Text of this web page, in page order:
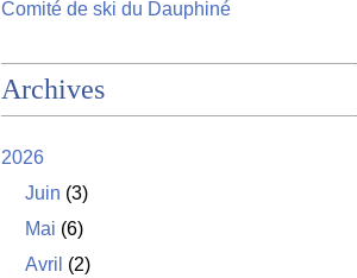
Comité de ski du Dauphiné
Archives
2026
Juin (3)
Mai (6)
Avril (2)